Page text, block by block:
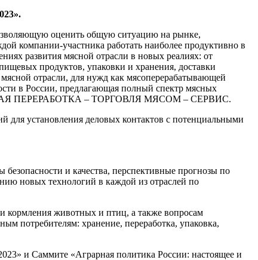
оценить общую ситуацию на рынке,
компании-участника работать наиболее продуктивно в
развития мясной отрасли в новых реалиях: от
продуктов, упаковки и хранения, доставки
отрасли, для нужд как мясоперерабатывающей
в России, предлагающая полный спектр мясных
ПЕРЕРАБОТКА – ТОРГОВЛЯ МЯСОМ – СЕРВИС.
для установления деловых контактов с потенциальными
и качества, перспективные прогнозы по
новых технологий в каждой из отраслей по
кормления животных и птиц, а также вопросам
потребителям: хранение, переработка, упаковка,
и Саммите «Аграрная политика России: настоящее и